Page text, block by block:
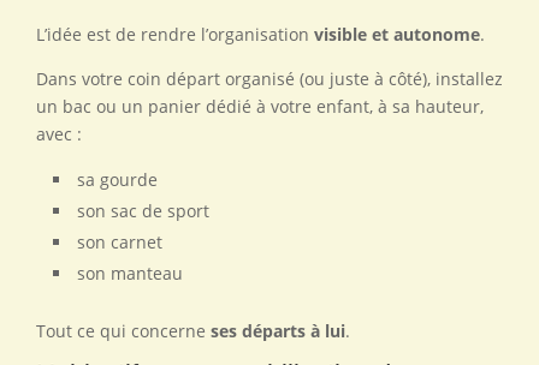
L’idée est de rendre l’organisation visible et autonome.
Dans votre coin départ organisé (ou juste à côté), installez
un bac ou un panier dédié à votre enfant, à sa hauteur,
avec :
sa gourde
son sac de sport
son carnet
son manteau
Tout ce qui concerne ses départs à lui.